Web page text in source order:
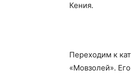
Кения.
Переходим к
«Мовзолей».